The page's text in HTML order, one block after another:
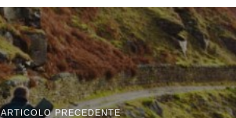
ARTICOLO PRECEDENTE